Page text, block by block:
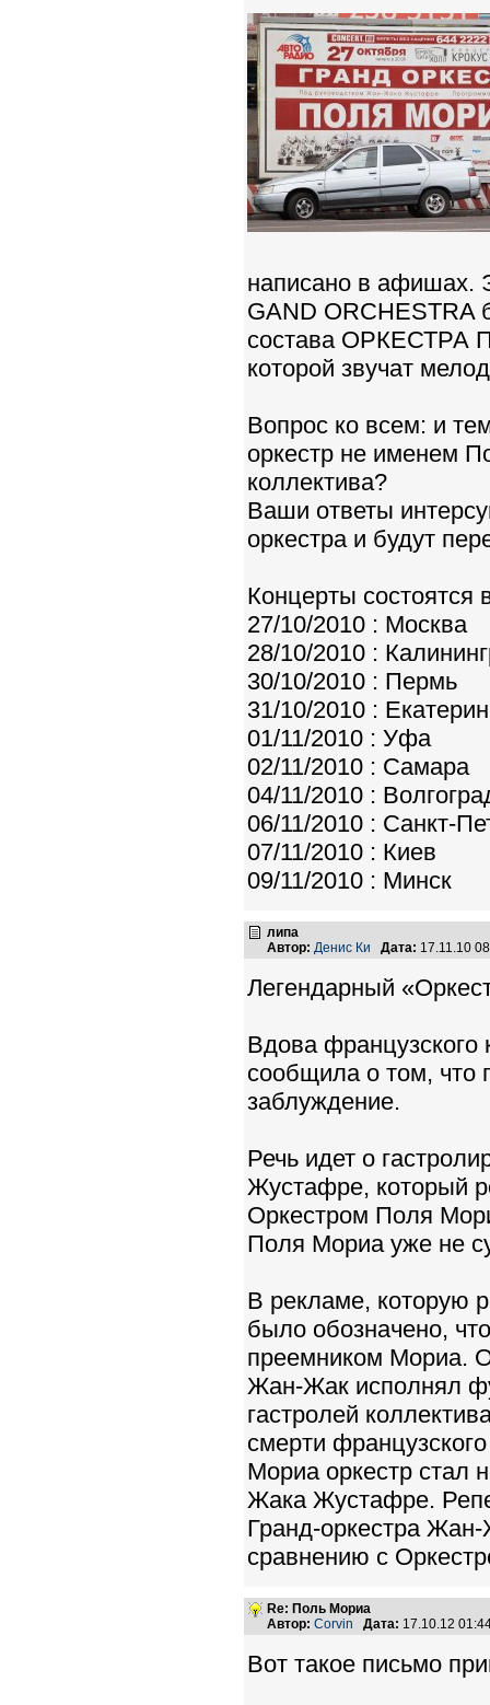
написано в афишах.
GAND ORCHESTRA
состава ОРКЕСТРА
которой звучат
Вопрос ко всем: и
оркестр не именем
коллектива?
Ваши ответы
оркестра и будут
Концерты состоятся
27/10/2010 : Москва
28/10/2010 :
30/10/2010 : Пермь
31/10/2010 :
01/11/2010 : Уфа
02/11/2010 : Самара
04/11/2010 :
06/11/2010 : Санкт-
07/11/2010 : Киев
09/11/2010 : Минск
липа
Автор: Денис Ки Дата: 17.11.10
Легендарный
Вдова
сообщила о том, что
заблуждение.
Речь идет о
Жустафре, который
Оркестром Поля
Поля Мориа уже не
В рекламе, которую
было обозначено,
преемником Мориа.
Жан-Жак исполнял
гастролей
смерти
Мориа оркестр стал
Жака Жустафре.
Гранд-оркестра
сравнению с
Re: Поль Мориа
Автор: Corvin Дата: 17.10.12
Вот такое письмо